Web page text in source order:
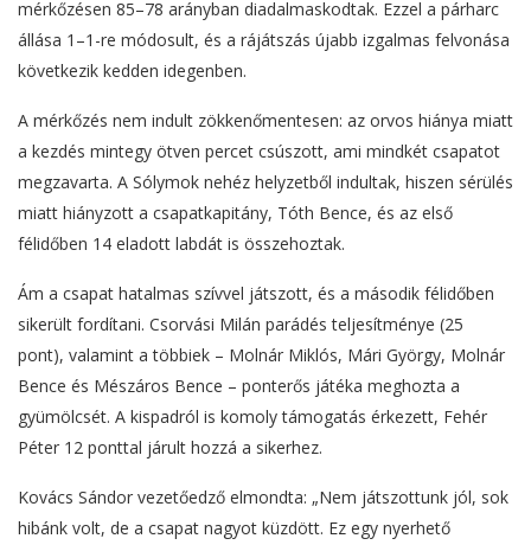
mérkőzésen 85–78 arányban diadalmaskodtak. Ezzel a párharc
állása 1–1-re módosult, és a rájátszás újabb izgalmas felvonása
következik kedden idegenben.
A mérkőzés nem indult zökkenőmentesen: az orvos hiánya miatt
a kezdés mintegy ötven percet csúszott, ami mindkét csapatot
megzavarta. A Sólymok nehéz helyzetből indultak, hiszen sérülés
miatt hiányzott a csapatkapitány, Tóth Bence, és az első
félidőben 14 eladott labdát is összehoztak.
Ám a csapat hatalmas szívvel játszott, és a második félidőben
sikerült fordítani. Csorvási Milán parádés teljesítménye (25
pont), valamint a többiek – Molnár Miklós, Mári György, Molnár
Bence és Mészáros Bence – ponterős játéka meghozta a
gyümölcsét. A kispadról is komoly támogatás érkezett, Fehér
Péter 12 ponttal járult hozzá a sikerhez.
Kovács Sándor vezetőedző elmondta: „Nem játszottunk jól, sok
hibánk volt, de a csapat nagyot küzdött. Ez egy nyerhető